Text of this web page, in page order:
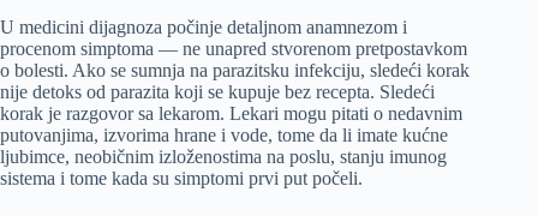
U medicini dijagnoza počinje detaljnom anamnezom i
procenom simptoma — ne unapred stvorenom pretpostavkom
o bolesti. Ako se sumnja na parazitsku infekciju, sledeći korak
nije detoks od parazita koji se kupuje bez recepta. Sledeći
korak je razgovor sa lekarom. Lekari mogu pitati o nedavnim
putovanjima, izvorima hrane i vode, tome da li imate kućne
ljubimce, neobičnim izloženostima na poslu, stanju imunog
sistema i tome kada su simptomi prvi put počeli.